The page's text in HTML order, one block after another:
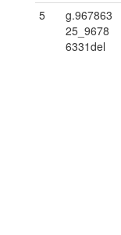
5
g.967863
25_9678
6331del